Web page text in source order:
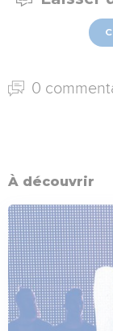
0
À découvrir